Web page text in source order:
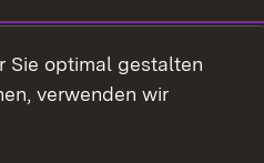
Sie optimal gestalten
verwenden wir